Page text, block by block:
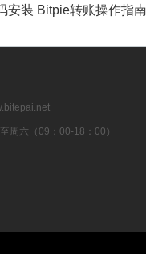
安装 Bitpie转账操作指
周六（09：00-18：00）